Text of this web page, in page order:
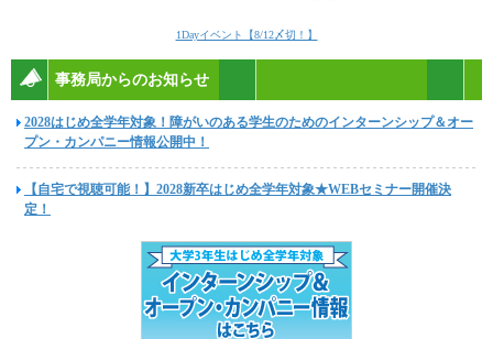
1Dayイベント【8/12〆切！】
事務局からのお知らせ
2028はじめ全学年対象！障がいのある学生のためのインターンシップ＆オー
プン・カンパニー情報公開中！
【自宅で視聴可能！】2028新卒はじめ全学年対象★WEBセミナー開催決
定！